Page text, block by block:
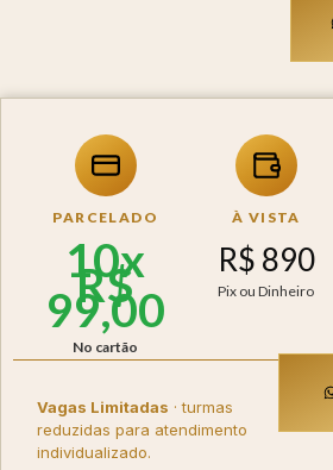
PARCELADO
10x
R$
99,00
No cartão
À VISTA
R$ 890
Pix ou Dinheiro
Vagas Limitadas · turmas
reduzidas para atendimento
individualizado.